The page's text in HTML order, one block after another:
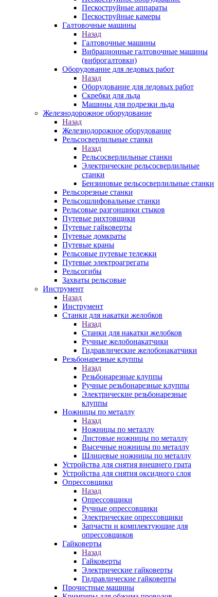
Пескоструйные аппараты
Пескоструйные камеры
Галтовочные машины
Назад
Галтовочные машины
Вибрационные галтовочные машины
(виброгалтовки)
Оборудование для ледовых работ
Назад
Оборудование для ледовых работ
Скребки для льда
Машины для подрезки льда
Железнодорожное оборудование
Назад
Железнодорожное оборудование
Рельсосверлильные станки
Назад
Рельсосверлильные станки
Электрические рельсосверлильные
станки
Бензиновые рельсосверлильные станки
Рельсорезные станки
Рельсошлифовальные станки
Рельсовые разгонщики стыков
Путевые рихтовщики
Путевые гайковерты
Путевые домкраты
Путевые краны
Рельсовые путевые тележки
Путевые электроагрегаты
Рельсогибы
Захваты рельсовые
Инструмент
Назад
Инструмент
Станки для накатки желобков
Назад
Станки для накатки желобков
Ручные желобонакатчики
Гидравлические желобонакатчики
Резьбонарезные клуппы
Назад
Резьбонарезные клуппы
Ручные резьбонарезные клуппы
Электрические резьбонарезные
клуппы
Ножницы по металлу
Назад
Ножницы по металлу
Листовые ножницы по металлу
Высечные ножницы по металлу
Шлицевые ножницы по металлу
Устройства для снятия внешнего грата
Устройства для снятия оксидного слоя
Опрессовщики
Назад
Опрессовщики
Ручные опрессовщики
Электрические опрессовщики
Запчасти и комплектующие для
опрессовщиков
Гайковерты
Назад
Гайковерты
Электрические гайковерты
Гидравлические гайковерты
Прочистные машины